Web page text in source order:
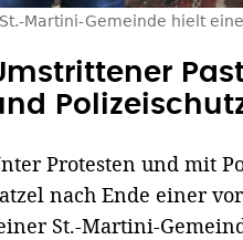
Martini-Gemeinde hielt
Protesten und mit
nach Ende einer
St.-Martini-